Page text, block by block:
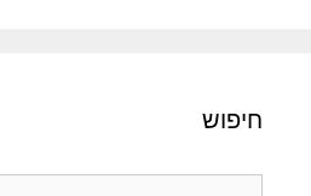
חיפוש